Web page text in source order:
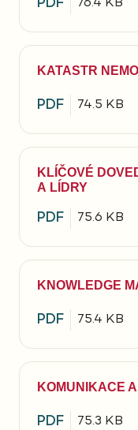
PDF 76.4 KB
KATASTR
PDF 74.5 KB
KLÍČOVÉ
A LÍDRY
PDF 75.6 KB
KNOWLEDGE
PDF 75.4 KB
KOMUNIKACE
PDF 75.3 KB